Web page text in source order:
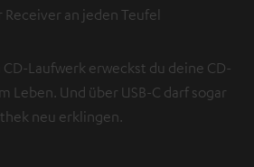
Receiver an jeden Teufel
Laufwerk erweckst du deine CD-
Leben. Und über USB-C darf sogar
neu erklingen.